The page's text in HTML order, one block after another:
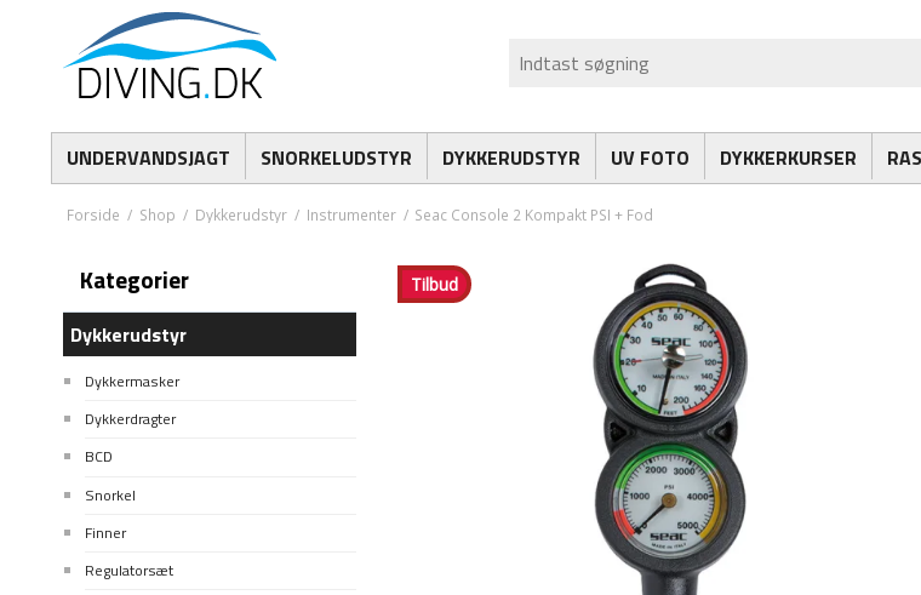
UNDERVANDSJAGT SNORKELUDSTYR DYKKERUDSTYR UV FOTO DYKKERKURSER
Forside / Shop / Dykkerudstyr / Instrumenter / Seac Console 2 Kompakt PSI + Fod
Kategorier
Dykkerudstyr
Dykkermasker
Dykkerdragter
BCD
Snorkel
Finner
Regulatorsæt
Tilbud